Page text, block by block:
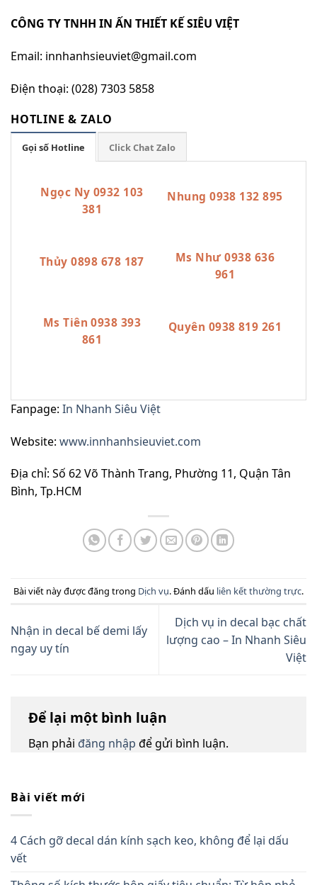
CÔNG TY TNHH IN ẤN THIẾT KẾ SIÊU VIỆT
Email: innhanhsieuviet@gmail.com
Điện thoại: (028) 7303 5858
HOTLINE & ZALO
Gọi số Hotline Click Chat Zalo
Ngọc Ny 0932 103
381
Nhung 0938 132 895
Thủy 0898 678 187
Ms Như 0938 636
961
Ms Tiên 0938 393
861
Quyên 0938 819 261
Fanpage: In Nhanh Siêu Việt
Website: www.innhanhsieuviet.com
Địa chỉ: Số 62 Võ Thành Trang, Phường 11, Quận Tân
Bình, Tp.HCM
Bài viết này được đăng trong Dịch vụ. Đánh dấu liên kết thường trực.
Nhận in decal bế demi lấy
ngay uy tín
Dịch vụ in decal bạc chất
lượng cao – In Nhanh Siêu
Việt
Để lại một bình luận
Bạn phải đăng nhập để gửi bình luận.
Bài viết mới
4 Cách gỡ decal dán kính sạch keo, không để lại dấu
vết